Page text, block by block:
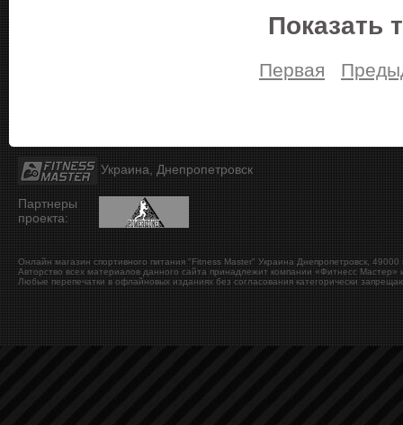
Показать
Первая
Украина, Днепропетровск
Партнеры
проекта:
Онлайн магазин спортивного питания "Fitness Master" Украина Днепропетровск, 49000
Авторство всех материалов данного сайта принадлежит компании «Фитнесс Мастер»
Любые перепечатки в офлайновых изданиях без согласования категорически